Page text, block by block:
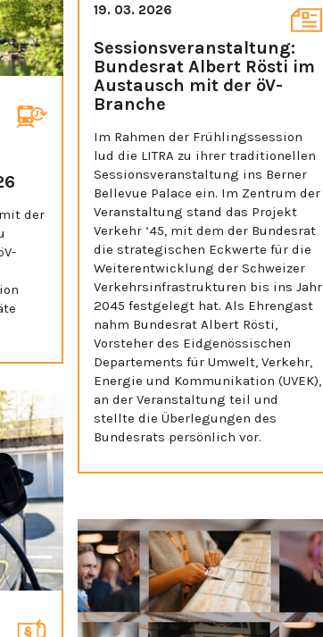
19. 03. 2026
Sessionsveranstaltung:
Bundesrat Albert Rösti im
Austausch mit der öV-
Branche
Im Rahmen der Frühlingssession
lud die LITRA zu ihrer traditionellen
Sessionsveranstaltung ins Berner
Bellevue Palace ein. Im Zentrum der
Veranstaltung stand das Projekt
Verkehr ‘45, mit dem der Bundesrat
die strategischen Eckwerte für die
Weiterentwicklung der Schweizer
Verkehrsinfrastrukturen bis ins Jahr
2045 festgelegt hat. Als Ehrengast
nahm Bundesrat Albert Rösti,
Vorsteher des Eidgenössischen
Departements für Umwelt, Verkehr,
Energie und Kommunikation (UVEK),
an der Veranstaltung teil und
stellte die Überlegungen des
Bundesrats persönlich vor.
der